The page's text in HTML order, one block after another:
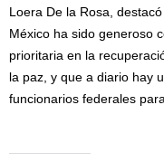
Loera De la Rosa,
México ha sido generoso
prioritaria en la
la paz, y que a diario hay
funcionarios federales